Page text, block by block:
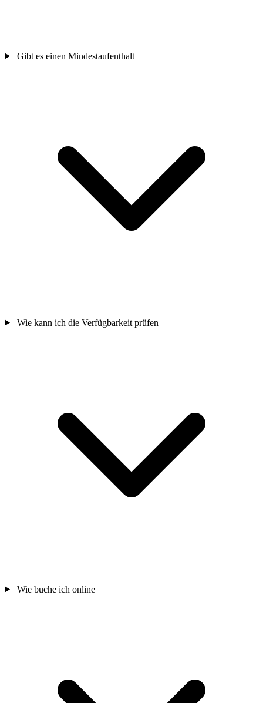
Gibt es einen Mindestaufenthalt
Wie kann ich die Verfügbarkeit prüfen
Wie buche ich online